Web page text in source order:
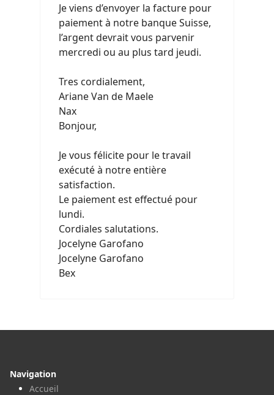
Je viens d’envoyer la facture pour
paiement à notre banque Suisse,
l’argent devrait vous parvenir
mercredi ou au plus tard jeudi.
Tres cordialement,
Ariane Van de Maele
Nax
Bonjour,
Je vous félicite pour le travail
exécuté à notre entière
satisfaction.
Le paiement est effectué pour
lundi.
Cordiales salutations.
Jocelyne Garofano
Jocelyne Garofano
Bex
Navigation
Accueil